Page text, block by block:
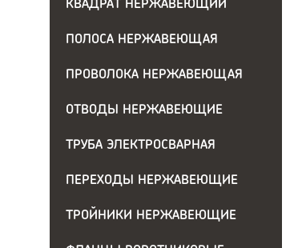
КВАДРАТ НЕРЖАВЕЮЩИЙ
ПОЛОСА НЕРЖАВЕЮЩАЯ
ПРОВОЛОКА НЕРЖАВЕЮЩАЯ
ОТВОДЫ НЕРЖАВЕЮЩИЕ
ТРУБА ЭЛЕКТРОСВАРНАЯ
ПЕРЕХОДЫ НЕРЖАВЕЮЩИЕ
ТРОЙНИКИ НЕРЖАВЕЮЩИЕ